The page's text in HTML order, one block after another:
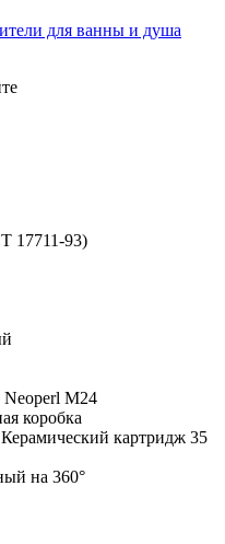
для ванны и душа
17711-93)
M24
коробка
картридж 35
на 360°